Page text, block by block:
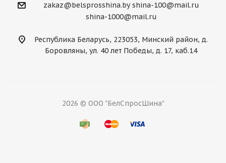
zakaz@belsprosshina.by shina-100@mail.ru
shina-1000@mail.ru
Республика Беларусь, 223053, Минский район, д.
Боровляны, ул. 40 лет Победы, д. 17, каб.14
2026 © ООО "БелСпросШина"